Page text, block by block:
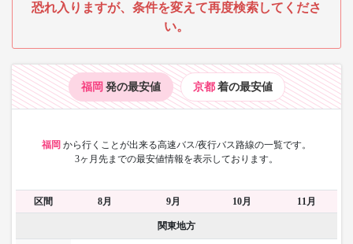
恐れ入りますが、条件を変えて再度検索してくださ
い。
福岡 発の最安値 京都 着の最安値
福岡 から行くことが出来る高速バス/夜行バス路線の一覧です。
3ヶ月先までの最安値情報を表示しております。
区間 8月 9月 10月 11月
関東地方